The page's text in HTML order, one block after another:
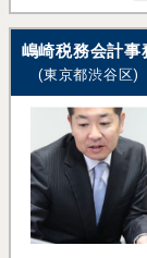
嶋崎税務会計
(東京都渋谷区)